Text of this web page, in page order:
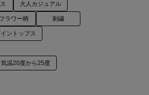
大人カジュアル
フラワー柄 刺繍
ントップス
気温20度から25度